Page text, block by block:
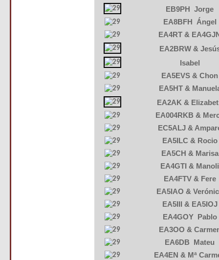
EB9PH Jorge
EA8BFH Ángel
EA4RT &
EA2BRW &
Isabel
EA5EVS & Chon
EA5HT &
EA2AK &
EA004RKB &
EC5ALJ &
EA5ILC & Rocio
EA5CH & Marisa
EA4GTI & Manoli
EA4FTV & Fere
EA5IAO &
EA5III & EA5IOJ
EA4GOY Pablo
EA3OO &
EA6DB Mateu
EA4EN & Mª